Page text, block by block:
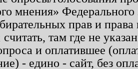
мнения»
прав и
там где не
и оплатившее
- едино - сайт, без